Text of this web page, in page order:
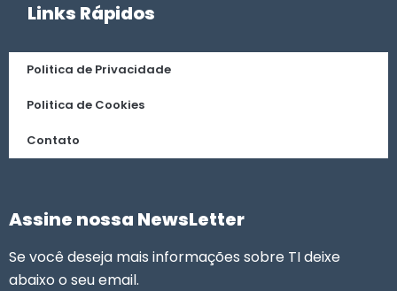
Links Rápidos
Politica de Privacidade
Politica de Cookies
Contato
Assine nossa NewsLetter
Se você deseja mais informações sobre TI deixe
abaixo o seu email.